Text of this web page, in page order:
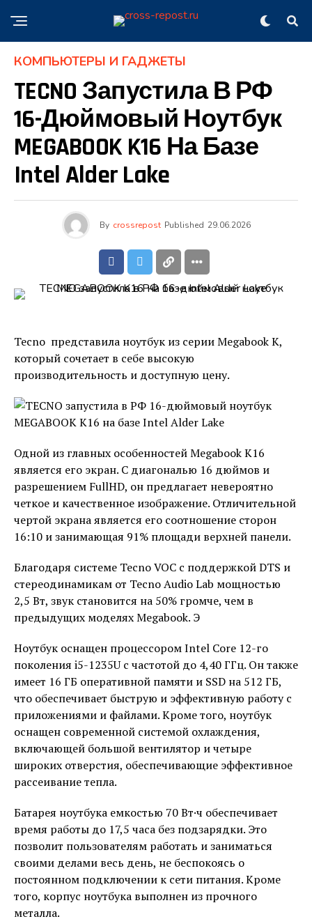
КОМПЬЮТЕРЫ И ГАДЖЕТЫ
TECNO Запустила В РФ
16-Дюймовый Ноутбук
MEGABOOK K16 На Базе
Intel Alder Lake
By crossrepost Published 29.06.2026
Tecno представила ноутбук из серии Megabook K,
который сочетает в себе высокую
производительность и доступную цену.
Одной из главных особенностей Megabook K16
является его экран. С диагональю 16 дюймов и
разрешением FullHD, он предлагает невероятно
четкое и качественное изображение. Отличительной
чертой экрана является его соотношение сторон
16:10 и занимающая 91% площади верхней панели.
Благодаря системе Tecno VOC с поддержкой DTS и
стереодинамикам от Tecno Audio Lab мощностью
2,5 Вт, звук становится на 50% громче, чем в
предыдущих моделях Megabook. Э
Ноутбук оснащен процессором Intel Core 12-го
поколения i5-1235U с частотой до 4,40 ГГц. Он также
имеет 16 ГБ оперативной памяти и SSD на 512 ГБ,
что обеспечивает быструю и эффективную работу с
приложениями и файлами. Кроме того, ноутбук
оснащен современной системой охлаждения,
включающей большой вентилятор и четыре
широких отверстия, обеспечивающие эффективное
рассеивание тепла.
Батарея ноутбука емкостью 70 Вт·ч обеспечивает
время работы до 17,5 часа без подзарядки. Это
позволит пользователям работать и заниматься
своими делами весь день, не беспокоясь о
постоянном подключении к сети питания. Кроме
того, корпус ноутбука выполнен из прочного
металла.